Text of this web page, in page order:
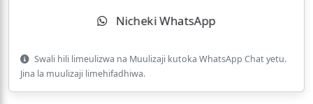
Nicheki WhatsApp
Swali hili limeulizwa na Muulizaji kutoka WhatsApp Chat yetu.
Jina la muulizaji limehifadhiwa.